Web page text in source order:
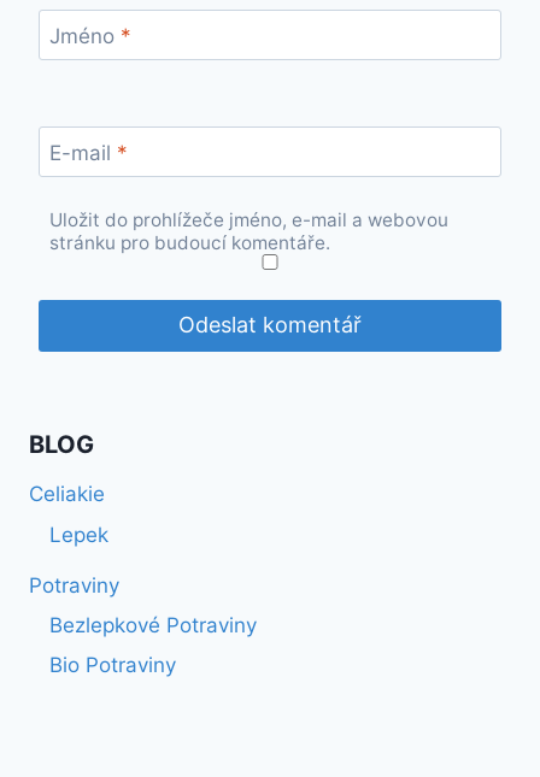
Jméno *
E-mail *
Uložit do prohlížeče jméno, e-mail a webovou
stránku pro budoucí komentáře.
BLOG
Celiakie
Lepek
Potraviny
Bezlepkové Potraviny
Bio Potraviny